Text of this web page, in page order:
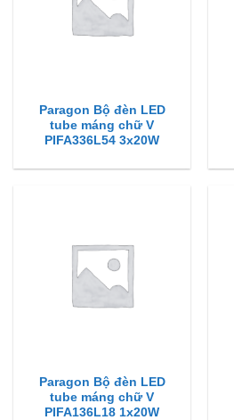
Paragon Bộ đèn LED
tube máng chữ V
PIFA336L54 3x20W
Paragon Bộ đèn LED
tube máng chữ V
PIFA136L18 1x20W